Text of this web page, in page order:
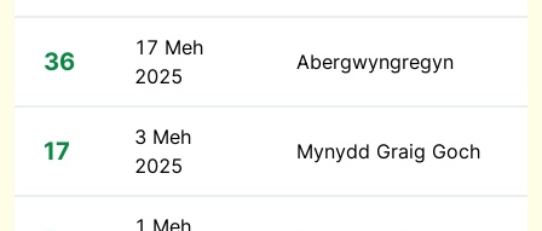
36
17 Meh
2025
Abergwyngregyn
17
3 Meh
2025
Mynydd Graig Goch
1 Meh